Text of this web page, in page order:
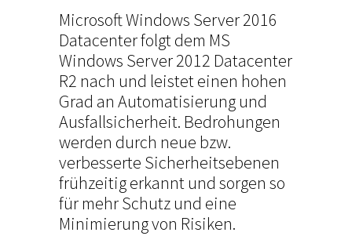
Microsoft Windows Server 2016
Datacenter folgt dem MS
Windows Server 2012 Datacenter
R2 nach und leistet einen hohen
Grad an Automatisierung und
Ausfallsicherheit. Bedrohungen
werden durch neue bzw.
verbesserte Sicherheitsebenen
frühzeitig erkannt und sorgen so
für mehr Schutz und eine
Minimierung von Risiken.